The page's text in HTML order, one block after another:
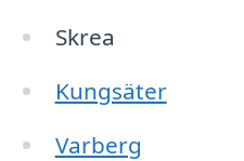
Skrea
Kungsäter
Varberg